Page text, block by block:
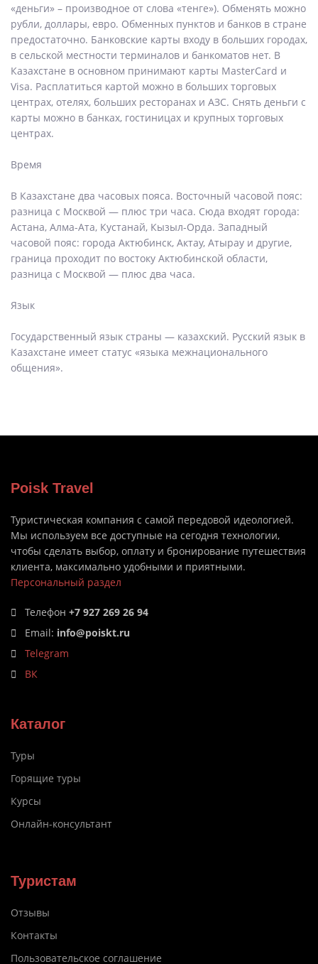
«деньги» – производное от слова «тенге»). Обменять можно
рубли, доллары, евро. Обменных пунктов и банков в стране
предостаточно. Банковские карты входу в больших городах,
в сельской местности терминалов и банкоматов нет. В
Казахстане в основном принимают карты MasterCard и
Visa. Расплатиться картой можно в больших торговых
центрах, отелях, больших ресторанах и АЗС. Снять деньги с
карты можно в банках, гостиницах и крупных торговых
центрах.
Время
В Казахстане два часовых пояса. Восточный часовой пояс:
разница с Москвой — плюс три часа. Сюда входят города:
Астана, Алма-Ата, Кустанай, Кызыл-Орда. Западный
часовой пояс: города Актюбинск, Актау, Атырау и другие,
граница проходит по востоку Актюбинской области,
разница с Москвой — плюс два часа.
Язык
Государственный язык страны — казахский. Русский язык в
Казахстане имеет статус «языка межнационального
общения».
Poisk Travel
Туристическая компания с самой передовой идеологией.
Мы используем все доступные на сегодня технологии,
чтобы сделать выбор, оплату и бронирование путешествия
клиента, максимально удобными и приятными.
Персональный раздел
Телефон +7 927 269 26 94
Email: info@poiskt.ru
Telegram
ВК
Каталог
Туры
Горящие туры
Курсы
Онлайн-консультант
Туристам
Отзывы
Контакты
Пользовательское соглашение